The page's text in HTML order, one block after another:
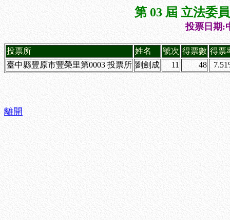
第 03 屆 立法委
投票日期:
投票所 姓名 號次 得票數 得票
臺中縣豐原市豐榮里第0003 投票所 劉劍成 11 48
離開